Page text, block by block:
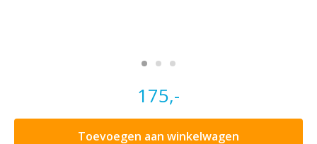
175,-
Toevoegen aan winkelwagen